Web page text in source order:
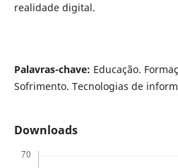
realidade digital.
Palavras-chave: Educação.
Sofrimento. Tecnologias de
Downloads